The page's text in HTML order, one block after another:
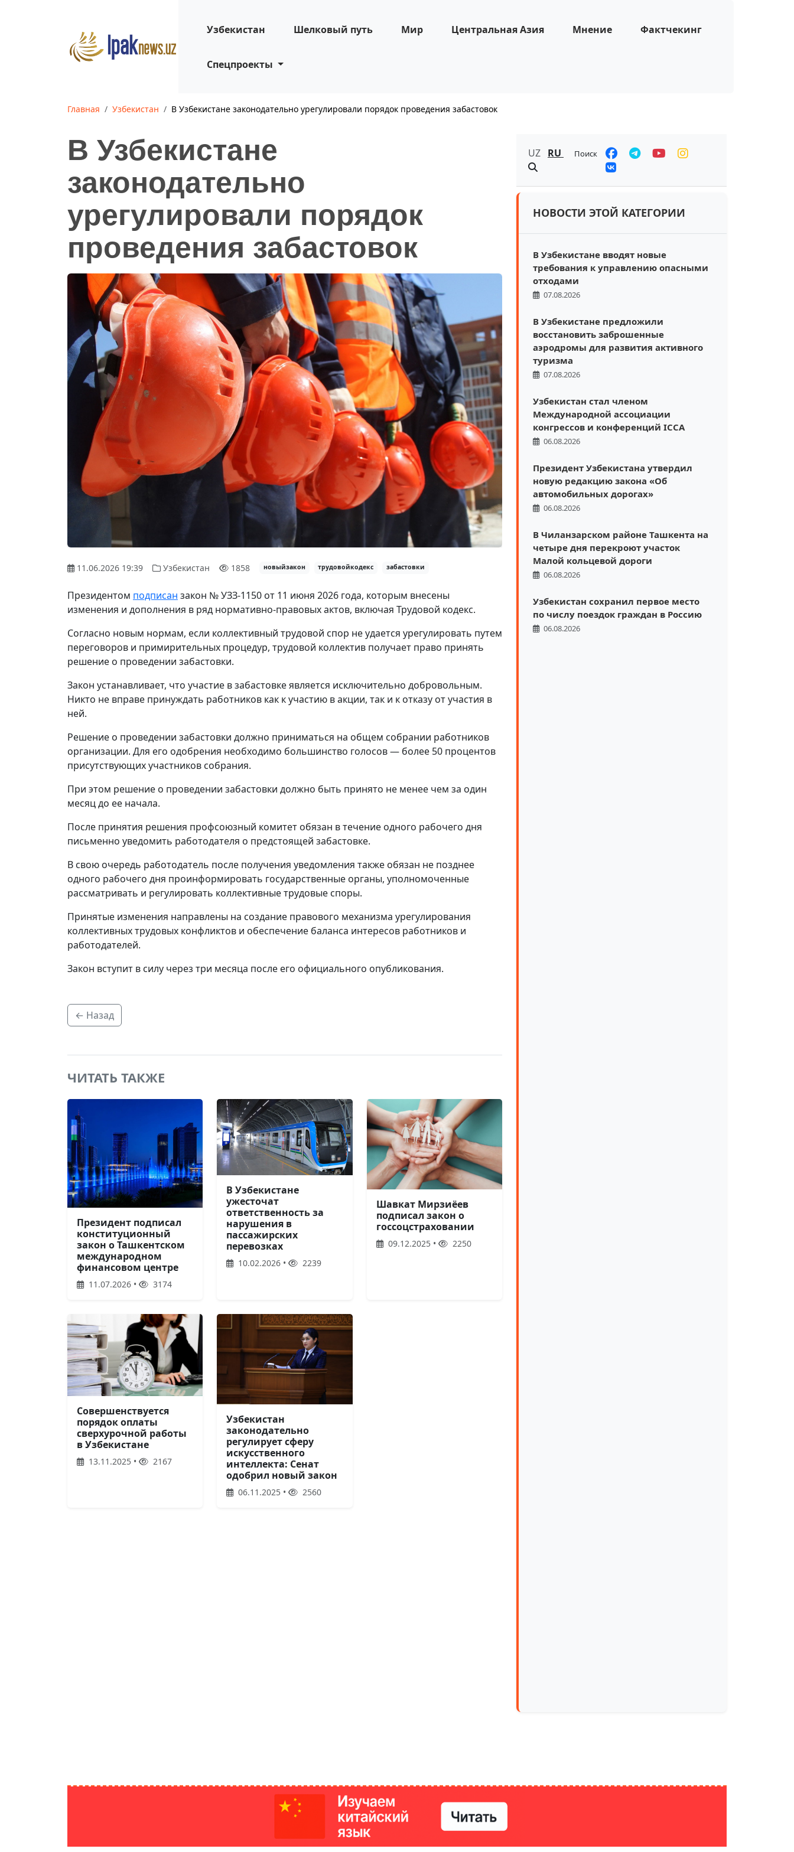
Узбекистан Шелковый путь Мир Центральная Азия Мнение Фактчекинг
Спецпроекты
Главная Узбекистан В Узбекистане законодательно урегулировали порядок проведения забастовок
В Узбекистане
законодательно
урегулировали порядок
проведения забастовок
11.06.2026 19:39 Узбекистан 1858 новыйзакон трудовойкодекс забастовки
Президентом подписан закон № УЗЗ-1150 от 11 июня 2026 года, которым внесены
изменения и дополнения в ряд нормативно-правовых актов, включая Трудовой кодекс.
Согласно новым нормам, если коллективный трудовой спор не удается урегулировать путем
переговоров и примирительных процедур, трудовой коллектив получает право принять
решение о проведении забастовки.
Закон устанавливает, что участие в забастовке является исключительно добровольным.
Никто не вправе принуждать работников как к участию в акции, так и к отказу от участия в
ней.
Решение о проведении забастовки должно приниматься на общем собрании работников
организации. Для его одобрения необходимо большинство голосов — более 50 процентов
присутствующих участников собрания.
При этом решение о проведении забастовки должно быть принято не менее чем за один
месяц до ее начала.
После принятия решения профсоюзный комитет обязан в течение одного рабочего дня
письменно уведомить работодателя о предстоящей забастовке.
В свою очередь работодатель после получения уведомления также обязан не позднее
одного рабочего дня проинформировать государственные органы, уполномоченные
рассматривать и регулировать коллективные трудовые споры.
Принятые изменения направлены на создание правового механизма урегулирования
коллективных трудовых конфликтов и обеспечение баланса интересов работников и
работодателей.
Закон вступит в силу через три месяца после его официального опубликования.
← Назад
ЧИТАТЬ ТАКЖЕ
Президент подписал
конституционный
закон о Ташкентском
международном
финансовом центре
11.07.2026 • 3174
В Узбекистане
ужесточат
ответственность за
нарушения в
пассажирских
перевозках
10.02.2026 • 2239
Шавкат Мирзиёев
подписал закон о
госсоцстраховании
09.12.2025 • 2250
Совершенствуется
порядок оплаты
сверхурочной работы
в Узбекистане
13.11.2025 • 2167
Узбекистан
законодательно
регулирует сферу
искусственного
интеллекта: Сенат
одобрил новый закон
06.11.2025 • 2560
UZ RU Поиск
НОВОСТИ ЭТОЙ КАТЕГОРИИ
В Узбекистане вводят новые
требования к управлению опасными
отходами
07.08.2026
В Узбекистане предложили
восстановить заброшенные
аэродромы для развития активного
туризма
07.08.2026
Узбекистан стал членом
Международной ассоциации
конгрессов и конференций ICCA
06.08.2026
Президент Узбекистана утвердил
новую редакцию закона «Об
автомобильных дорогах»
06.08.2026
В Чиланзарском районе Ташкента на
четыре дня перекроют участок
Малой кольцевой дороги
06.08.2026
Узбекистан сохранил первое место
по числу поездок граждан в Россию
06.08.2026